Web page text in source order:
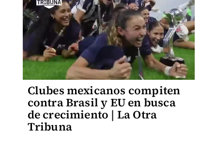
Clubes mexicanos compiten
contra Brasil y EU en busca
de crecimiento | La Otra
Tribuna